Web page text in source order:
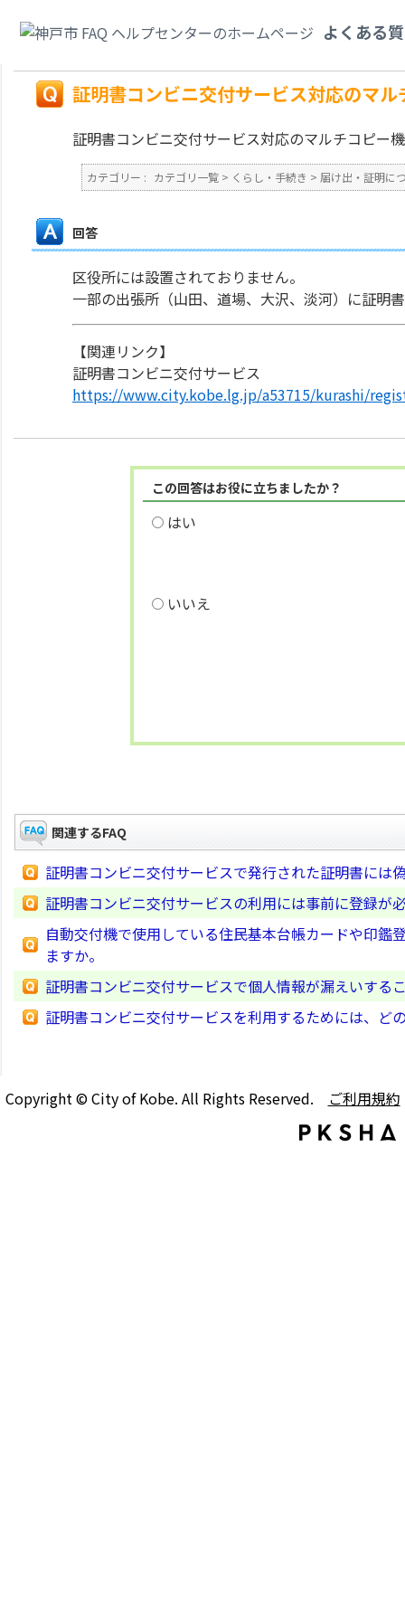
よくある
か？
証明書コンビニ交付サービス対応のマ
証明書コンビニ交付サービス対応のマルチコピー
カテゴリー : カテゴリ一覧 > くらし・手続き > 届け出・証明に
回答
区役所には設置されておりません。
一部の出張所（山田、道場、大沢、淡河）に証明
【関連リンク】
証明書コンビニ交付サービス
https://www.city.kobe.lg.jp/a53715/kurashi/
この回答はお役に立ちましたか？
はい
いいえ
関連するFAQ
証明書コンビニ交付サービスで発行された証明書には
証明書コンビニ交付サービスの利用には事前に登録が
自動交付機で使用している住民基本台帳カードや印
ますか。
証明書コンビニ交付サービスで個人情報が漏えいする
証明書コンビニ交付サービスを利用するためには、ど
Copyright © City of Kobe. All Rights Reserved. ご利用規約